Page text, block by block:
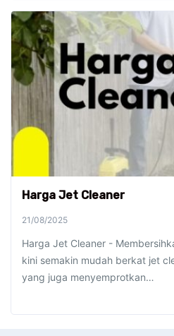
Harga Jet Cleaner
21/08/2025
Harga Jet Cleaner -
kini semakin mudah berkat jet
yang juga menyemprotkan…